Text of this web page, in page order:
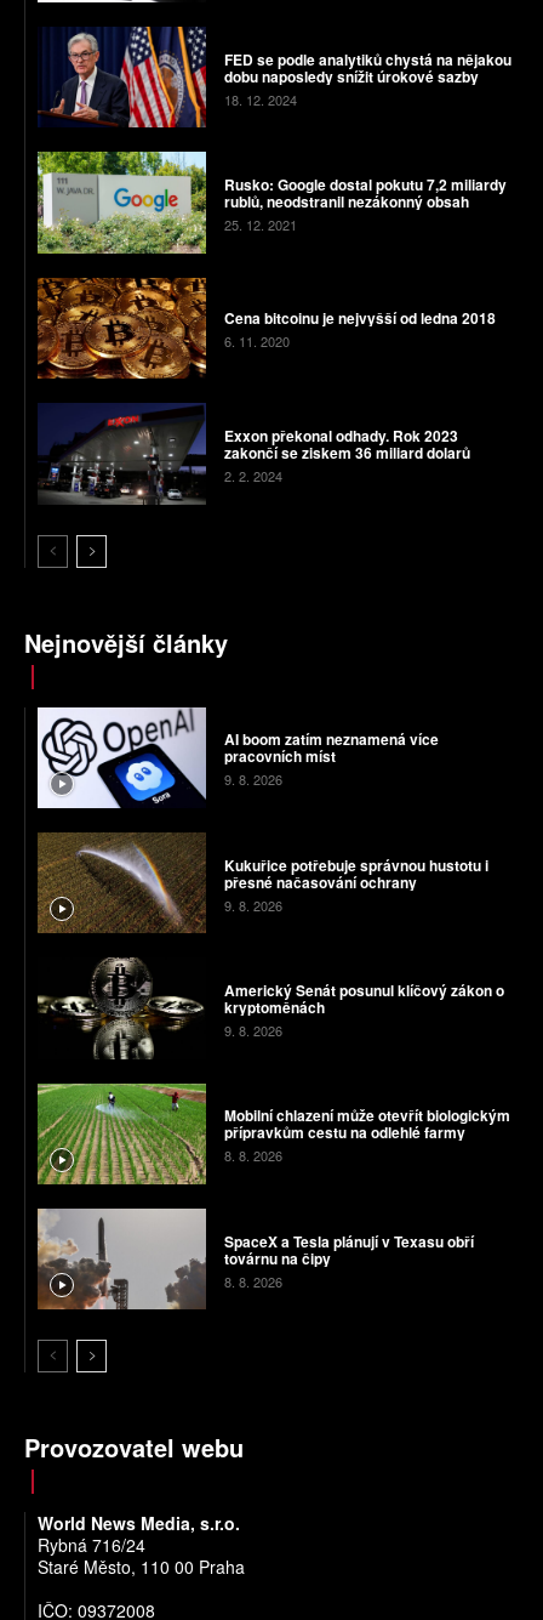
FED se podle analytiků chystá na nějakou
dobu naposledy snížit úrokové sazby
18. 12. 2024
Rusko: Google dostal pokutu 7,2 miliardy
rublů, neodstranil nezákonný obsah
25. 12. 2021
Cena bitcoinu je nejvyšší od ledna 2018
6. 11. 2020
Exxon překonal odhady. Rok 2023
zakončí se ziskem 36 miliard dolarů
2. 2. 2024
Nejnovější články
AI boom zatím neznamená více
pracovních míst
9. 8. 2026
Kukuřice potřebuje správnou hustotu i
přesné načasování ochrany
9. 8. 2026
Americký Senát posunul klíčový zákon o
kryptoměnách
9. 8. 2026
Mobilní chlazení může otevřít biologickým
přípravkům cestu na odlehlé farmy
8. 8. 2026
SpaceX a Tesla plánují v Texasu obří
továrnu na čipy
8. 8. 2026
Provozovatel webu
World News Media, s.r.o.
Rybná 716/24
Staré Město, 110 00 Praha
IČO: 09372008